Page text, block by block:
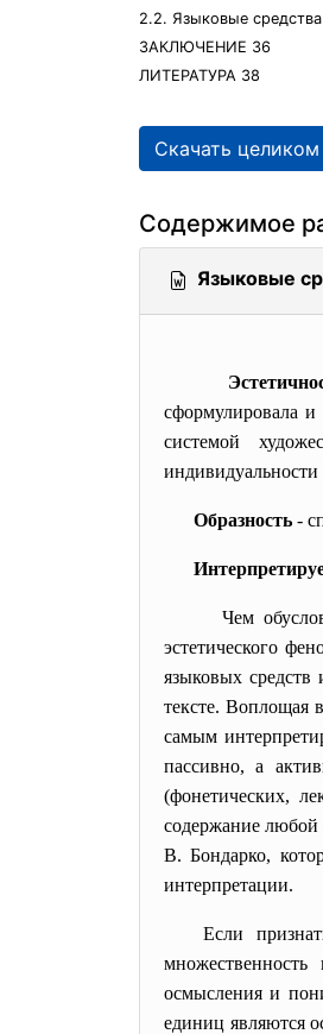
2.2. Языковые
ЗАКЛЮЧЕНИЕ 36
ЛИТЕРАТУРА 38
Скачать целиком
Содержимое
Языковые
сформулировала и
системой
индивидуальности
Образность -
Чем
эстетического
языковых средств
тексте. Воплощая
самым
пассивно, а
(фонетических,
содержание любой
В. Бондарко,
интерпретации.
Если
осмысления и
единиц являются